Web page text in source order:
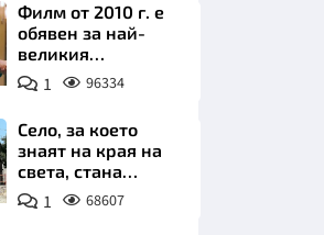
Филм от 2010 г. е
обявен за най-
великия
психологически
трилър в
1 96334
Село, за което
знаят на края на
света, стана
имотно бижу на
София. Къщи с
1 68607